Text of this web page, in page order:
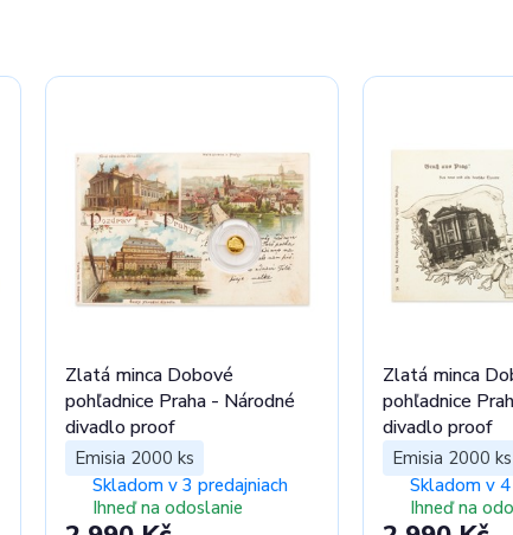
Zlatá minca Dobové
pohľadnice Praha - Národné
divadlo proof
Emisia 2000 ks
Skladom v 3 predajniach
Ihneď na odoslanie
Zlatá minca
pohľadnice
divadlo proof
Emisia 2000 ks
Skladom v
Ihneď na